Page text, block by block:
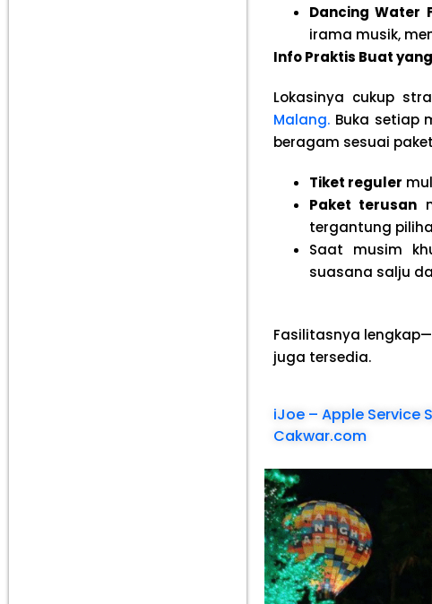
Dancing Water
irama musik,
Info Praktis Buat
Lokasinya cukup
Malang.Buka setiap
beragam sesuai
Tiket reguler
Paket terusan
tergantung
Saat musim
suasana salju
Fasilitasnya
juga tersedia.
iJoe – Apple Service
Cakwar.com